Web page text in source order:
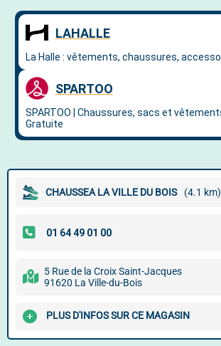
CHAUSSEA LA VILLE DU BOIS (4.1 km)
5 Rue de la Croix Saint-Jacques
91620 La Ville-du-Bois
PLUS D'INFOS SUR CE MAGASIN